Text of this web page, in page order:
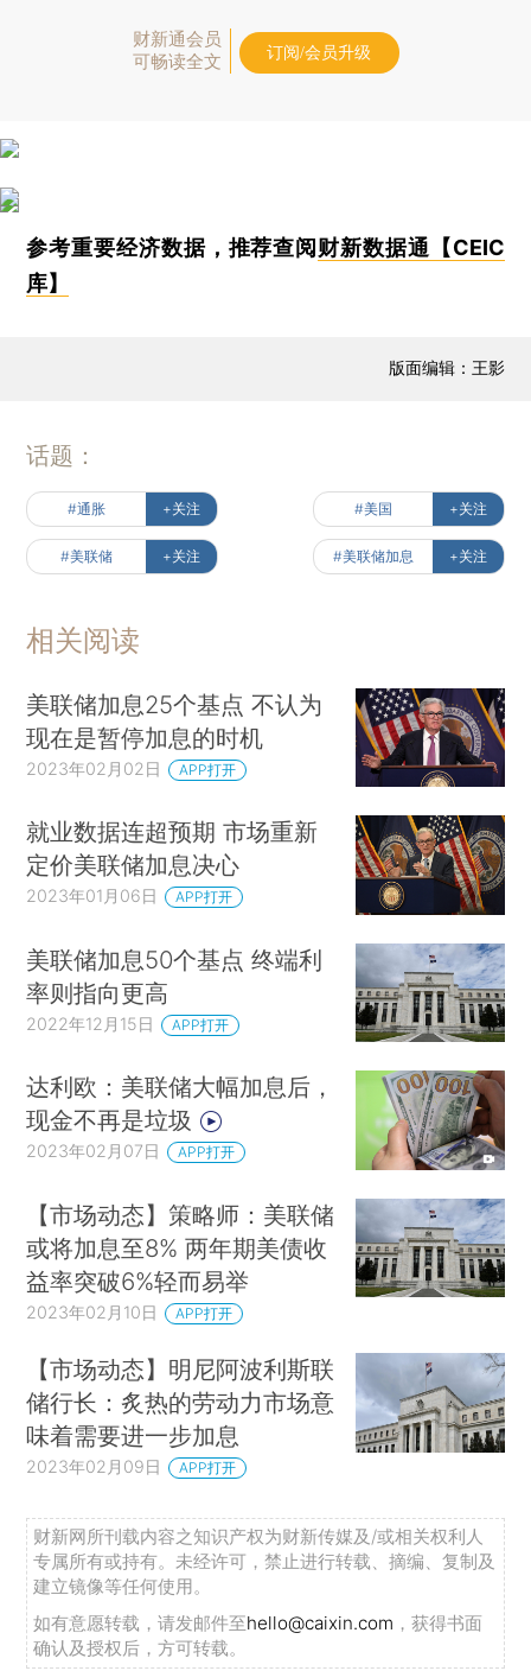
财新通会员
可畅读全文
订阅/会员升级
参考重要经济数据，推荐查阅 财新数据通【CEIC
库】
版面编辑：王影
话题：
#通胀 +关注 #美国 +关注
#美联储 +关注 #美联储加息 +关注
相关阅读
美联储加息25个基点 不认为
现在是暂停加息的时机
2023年02月02日 APP打开
就业数据连超预期 市场重新
定价美联储加息决心
2023年01月06日 APP打开
美联储加息50个基点 终端利
率则指向更高
2022年12月15日 APP打开
达利欧：美联储大幅加息后，
现金不再是垃圾
2023年02月07日 APP打开
【市场动态】策略师：美联储
或将加息至8% 两年期美债收
益率突破6%轻而易举
2023年02月10日 APP打开
【市场动态】明尼阿波利斯联
储行长：炙热的劳动力市场意
味着需要进一步加息
2023年02月09日 APP打开
财新网所刊载内容之知识产权为财新传媒及/或相关权利人
专属所有或持有。未经许可，禁止进行转载、摘编、复制及
建立镜像等任何使用。
如有意愿转载，请发邮件至hello@caixin.com ，获得书面
确认及授权后，方可转载。